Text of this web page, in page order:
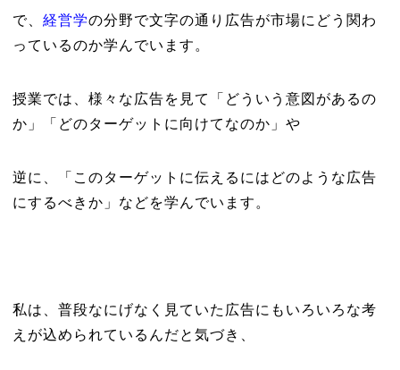
で、 経営学の分野で文字の通り広告が市場にどう関わ
っているのか学んでいます。
授業では、様々な広告を見て「どういう意図があるの
か」「どのターゲットに向けてなのか」や
逆に、「このターゲットに伝えるにはどのような広告
にするべきか」などを学んでいます。
私は、普段なにげなく見ていた広告にもいろいろな考
えが込められているんだと気づき、